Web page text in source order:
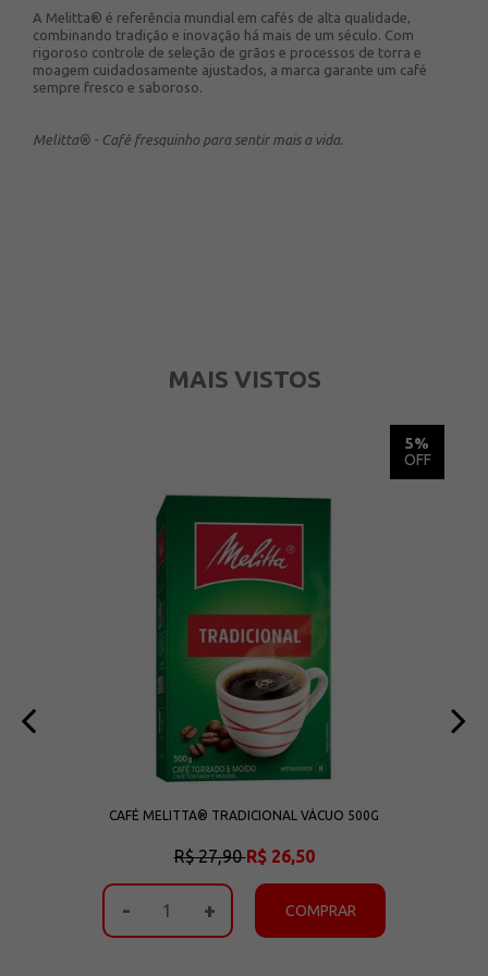
A Melitta® é referência mundial em cafés de alta qualidade,
combinando tradição e inovação há mais de um século. Com
rigoroso controle de seleção de grãos e processos de torra e
moagem cuidadosamente ajustados, a marca garante um café
sempre fresco e saboroso.
Melitta® - Café fresquinho para sentir mais a vida.
MAIS VISTOS
5%
OFF
CAFÉ MELITTA® TRADICIONAL VÁCUO 500G
R$ 27,90R$ 26,50
- + COMPRAR